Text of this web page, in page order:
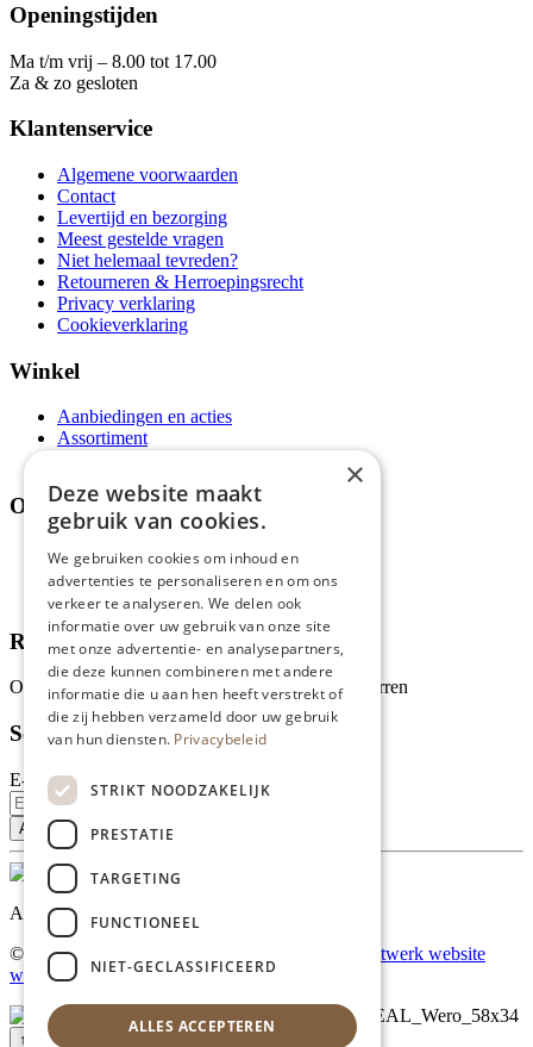
Openingstijden
Ma t/m vrij – 8.00 tot 17.00
Za & zo gesloten
Klantenservice
Algemene voorwaarden
Contact
Levertijd en bezorging
Meest gestelde vragen
Niet helemaal tevreden?
Retourneren & Herroepingsrecht
Privacy verklaring
Cookieverklaring
Winkel
Aanbiedingen en acties
Assortiment
Over ons
Wie zijn wij?
Recepten
Tips
Recensies
Onze klanten waarderen ons met 4.9 van de 5 sterren
Schrijf je in voor onze nieuwsbrief
E-mailadres
Al onze prijzen zijn incl. BTW
© Copyright 2026 Limburgs Bakwinkeltje |
Maatwerk website
webmix
↑ Top
×
Deze website maakt
gebruik van cookies.
We gebruiken cookies om inhoud en
advertenties te personaliseren en om ons
verkeer te analyseren. We delen ook
informatie over uw gebruik van onze site
met onze advertentie- en analysepartners,
die deze kunnen combineren met andere
informatie die u aan hen heeft verstrekt of
die zij hebben verzameld door uw gebruik
van hun diensten. Privacybeleid
STRIKT NOODZAKELIJK
PRESTATIE
TARGETING
FUNCTIONEEL
NIET-GECLASSIFICEERD
ALLES ACCEPTEREN